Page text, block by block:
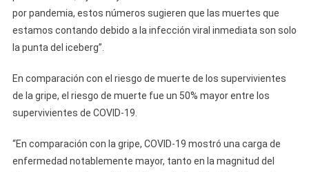
por pandemia, estos números sugieren que las muertes que
estamos contando debido a la infección viral inmediata son solo
la punta del iceberg”.
En comparación con el riesgo de muerte de los supervivientes
de la gripe, el riesgo de muerte fue un 50% mayor entre los
supervivientes de COVID-19.
“En comparación con la gripe, COVID-19 mostró una carga de
enfermedad notablemente mayor, tanto en la magnitud del